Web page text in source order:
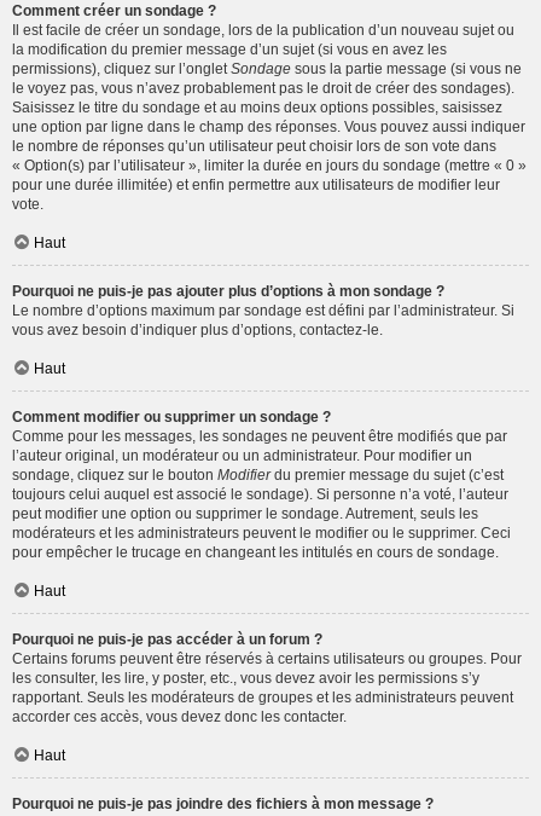
Comment créer un sondage ?
Il est facile de créer un sondage, lors de la publication d’un nouveau sujet ou
la modification du premier message d’un sujet (si vous en avez les
permissions), cliquez sur l’onglet Sondage sous la partie message (si vous ne
le voyez pas, vous n’avez probablement pas le droit de créer des sondages).
Saisissez le titre du sondage et au moins deux options possibles, saisissez
une option par ligne dans le champ des réponses. Vous pouvez aussi indiquer
le nombre de réponses qu’un utilisateur peut choisir lors de son vote dans
« Option(s) par l’utilisateur », limiter la durée en jours du sondage (mettre « 0 »
pour une durée illimitée) et enfin permettre aux utilisateurs de modifier leur
vote.
Haut
Pourquoi ne puis-je pas ajouter plus d’options à mon sondage ?
Le nombre d’options maximum par sondage est défini par l’administrateur. Si
vous avez besoin d’indiquer plus d’options, contactez-le.
Haut
Comment modifier ou supprimer un sondage ?
Comme pour les messages, les sondages ne peuvent être modifiés que par
l’auteur original, un modérateur ou un administrateur. Pour modifier un
sondage, cliquez sur le bouton Modifierdu premier message du sujet (c’est
toujours celui auquel est associé le sondage). Si personne n’a voté, l’auteur
peut modifier une option ou supprimer le sondage. Autrement, seuls les
modérateurs et les administrateurs peuvent le modifier ou le supprimer. Ceci
pour empêcher le trucage en changeant les intitulés en cours de sondage.
Haut
Pourquoi ne puis-je pas accéder à un forum ?
Certains forums peuvent être réservés à certains utilisateurs ou groupes. Pour
les consulter, les lire, y poster, etc., vous devez avoir les permissions s’y
rapportant. Seuls les modérateurs de groupes et les administrateurs peuvent
accorder ces accès, vous devez donc les contacter.
Haut
Pourquoi ne puis-je pas joindre des fichiers à mon message ?